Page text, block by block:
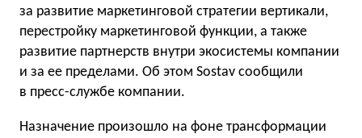
за развитие маркетинговой стратегии вертикали,
перестройку маркетинговой функции, а также
развитие партнерств внутри экосистемы компании
и за ее пределами. Об этом Sostav сообщили
в пресс-службе компании.
Назначение произошло на фоне трансформации